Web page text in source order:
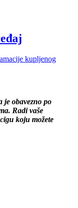
kupljenog
je obavezno po
Radi vaše
koju možete